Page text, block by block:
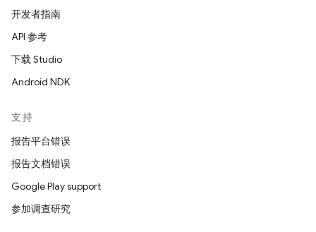
开发者指南
API 参考
下载 Studio
Android NDK
支持
报告平台错误
报告文档错误
Google Play support
参加调查研究